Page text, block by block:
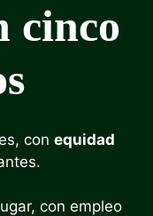
cinco
con equidad
con empleo